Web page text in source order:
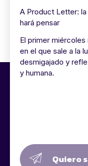
A Product Letter:
hará pensar
El primer miércoles
en el que sale a la
desmigajado y
y humana.
Quiero